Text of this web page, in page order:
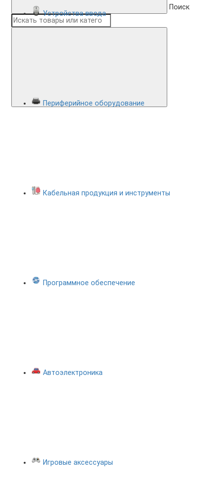
Поиск
Устройства ввода
Периферийное оборудование
Кабельная продукция и инструменты
Программное обеспечение
Автоэлектроника
Игровые аксессуары